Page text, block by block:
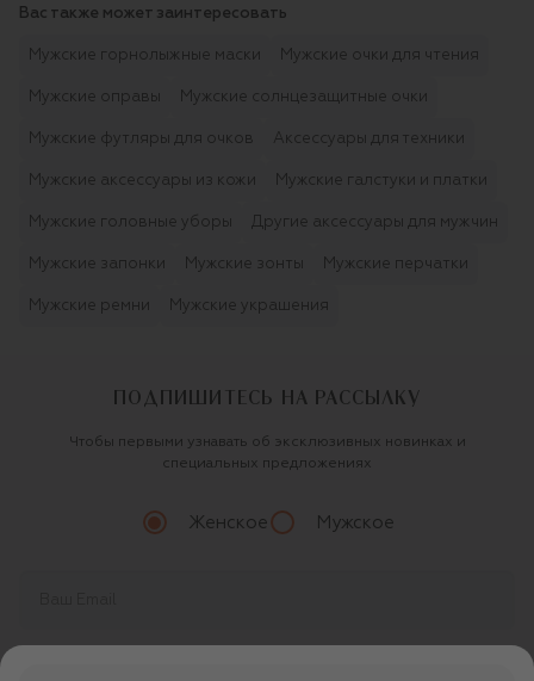
Вас также может заинтересовать
Мужские горнолыжные маски Мужские очки для чтения
Мужские оправы Мужские солнцезащитные очки
Мужские футляры для очков Аксессуары для техники
Мужские аксессуары из кожи Мужские галстуки и платки
Мужские головные уборы Другие аксессуары для мужчин
Мужские запонки Мужские зонты Мужские перчатки
Мужские ремни Мужские украшения
ПОДПИШИТЕСЬ НА РАССЫЛКУ
Чтобы первыми узнавать об эксклюзивных новинках и
специальных предложениях
Женское Мужское